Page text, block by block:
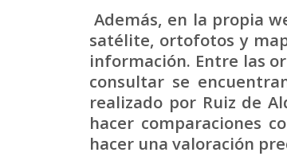
Además, en la propia
satélite, ortofotos y
información. Entre las
consultar se
realizado por Ruiz de
hacer comparaciones
hacer una valoración